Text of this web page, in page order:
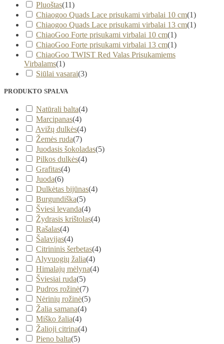
Pluoštas(11)
Chiaogoo Quads Lace prisukami virbalai 10 cm(1)
Chiaogoo Quads Lace prisukami virbalai 13 cm(1)
ChiaoGoo Forte prisukami virbalai 10 cm(1)
ChiaoGoo Forte prisukami virbalai 13 cm(1)
ChiaoGoo TWIST Red Valas Prisukamiems
Virbalams(1)
Siūlai vasarai(3)
PRODUKTO SPALVA
Natūrali balta(4)
Marcipanas(4)
Avižų dulkės(4)
Žemės ruda(7)
Juodasis šokoladas(5)
Pilkos dulkės(4)
Grafitas(4)
Juoda(6)
Dulkėtas bijūnas(4)
Burgundiška(5)
Šviesi levanda(4)
Žydrasis krištolas(4)
Rašalas(4)
Šalavijas(4)
Citrininis šerbetas(4)
Alyvuogių žalia(4)
Himalajų mėlyna(4)
Šviesiai ruda(5)
Pudros rožinė(7)
Nėrinių rožinė(5)
Žalia samana(4)
Miško žalia(4)
Žalioji citrina(4)
Pieno balta(5)